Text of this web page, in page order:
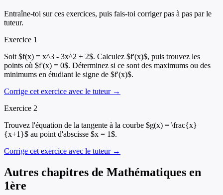
Entraîne-toi sur ces exercices, puis fais-toi corriger pas à pas par le
tuteur.
Exercice 1
Soit $f(x) = x^3 - 3x^2 + 2$. Calculez $f'(x)$, puis trouvez les
points où $f'(x) = 0$. Déterminez si ce sont des maximums ou des
minimums en étudiant le signe de $f'(x)$.
Corrige cet exercice avec le tuteur →
Exercice 2
Trouvez l'équation de la tangente à la courbe $g(x) = \frac{x}
{x+1}$ au point d'abscisse $x = 1$.
Corrige cet exercice avec le tuteur →
Autres chapitres de Mathématiques en
1ère